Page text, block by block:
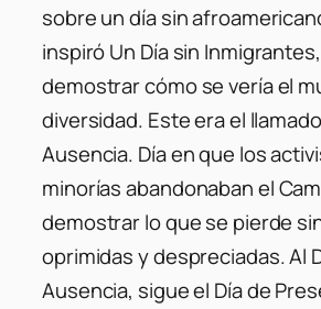
sobre un día sin
inspiró Un Día sin
demostrar cómo se vería el
diversidad. Este era el
Ausencia. Día en que los
minorías abandonaban el
demostrar lo que se pierde
oprimidas y despreciadas. Al
Ausencia, sigue el Día de